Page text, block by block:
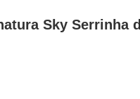
Sky Serrinha